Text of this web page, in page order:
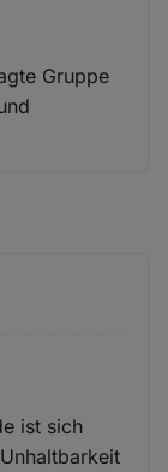
Gruppe
ist sich